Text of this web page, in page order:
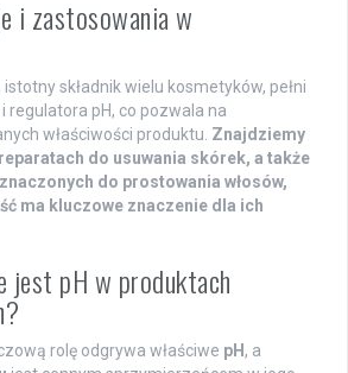
i zastosowania w
składnik wielu kosmetyków, pełni
regulatora pH, co pozwala na
właściwości produktu. Znajdziemy
do usuwania skórek, a także
do prostowania włosów,
ma kluczowe znaczenie dla ich
jest pH w produktach
rolę odgrywa właściwe pH, a